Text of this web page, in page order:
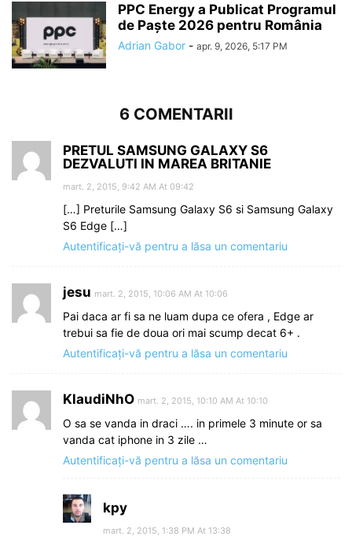
PPC Energy a Publicat Programul
de Paște 2026 pentru România
Adrian Gabor - apr. 9, 2026, 5:17 PM
6 COMENTARII
PRETUL SAMSUNG GALAXY S6
DEZVALUTI IN MAREA BRITANIE
mart. 2, 2015, 9:42 AM At 09:42
[…] Preturile Samsung Galaxy S6 si Samsung Galaxy
S6 Edge […]
Autentificați-vă pentru a lăsa un comentariu
jesu mart. 2, 2015, 10:06 AM At 10:06
Pai daca ar fi sa ne luam dupa ce ofera , Edge ar
trebui sa fie de doua ori mai scump decat 6+ .
Autentificați-vă pentru a lăsa un comentariu
KlaudiNhO mart. 2, 2015, 10:10 AM At 10:10
O sa se vanda in draci …. in primele 3 minute or sa
vanda cat iphone in 3 zile …
Autentificați-vă pentru a lăsa un comentariu
kpy
mart. 2, 2015, 1:38 PM At 13:38